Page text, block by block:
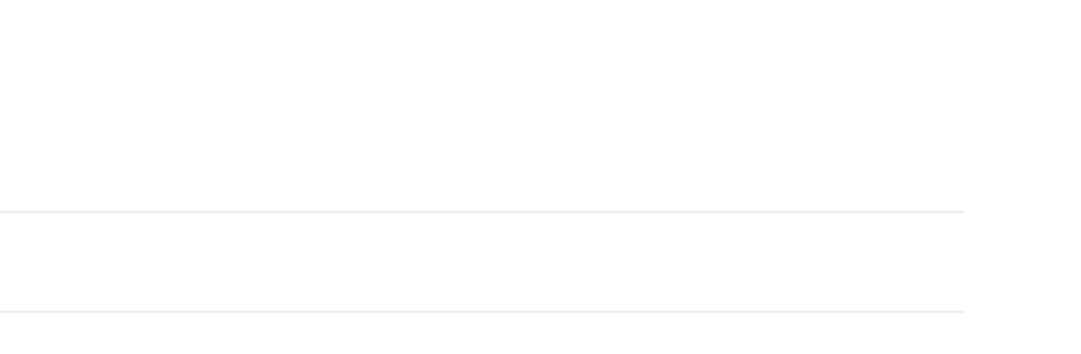
no México revelado
propostas após saída da WWE e pondera o próximo passo
por várias semanas
responde a críticas e deixa aviso claro aos lutadores da WWE